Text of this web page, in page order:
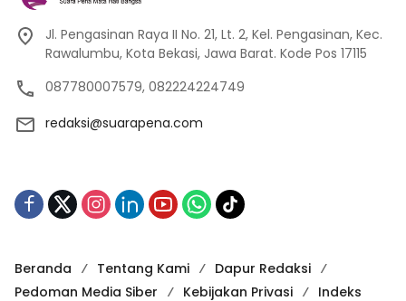
Jl. Pengasinan Raya II No. 21, Lt. 2, Kel. Pengasinan, Kec.
Rawalumbu, Kota Bekasi, Jawa Barat. Kode Pos 17115
087780007579, 082224224749
redaksi@suarapena.com
Beranda Tentang Kami
Dapur Redaksi
Pedoman Media Siber
Kebijakan Privasi Indeks